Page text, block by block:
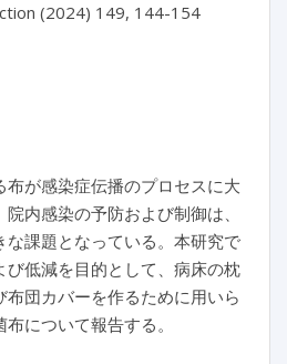
(2024) 149, 144-154
が感染症伝播のプロセスに大
内感染の予防および制御は、
課題となっている。本研究で
び低減を目的として、病床の枕
布団カバーを作るために用いら
について報告する。